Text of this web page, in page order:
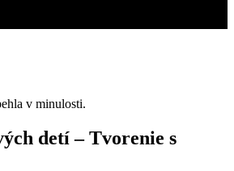
v minulosti.
detí – Tvorenie s